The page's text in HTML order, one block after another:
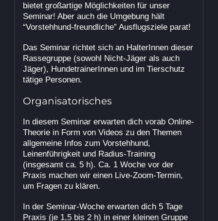
bietet großartige Möglichkeiten für unser
Seminar! Aber auch die Umgebung hält
“Vorstehhund-freundliche” Ausflugsziele parat!
Das Seminar richtet sich an HalterInnen dieser
Rassegruppe (sowohl Nicht-Jäger als auch
Jäger), HundetrainerInnen und im Tierschutz
tätige Personen.
Organisatorisches
In diesem Seminar erwarten dich vorab Online-
Theorie in Form von Videos zu den Themen
allgemeine Infos zum Vorstehhund,
Leinenführigkeit und Radius-Training
(insgesamt ca. 5 h). Ca. 1 Woche vor der
Praxis machen wir einen Live-Zoom-Termin,
um Fragen zu klären.
In der Seminar-Woche erwarten dich 5 Tage
Praxis (je 1,5 bis 2 h) in einer kleinen Gruppe